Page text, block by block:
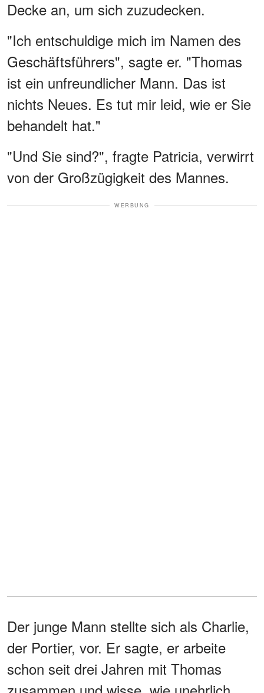
Decke an, um sich zuzudecken.
"Ich entschuldige mich im Namen des
Geschäftsführers", sagte er. "Thomas
ist ein unfreundlicher Mann. Das ist
nichts Neues. Es tut mir leid, wie er Sie
behandelt hat."
"Und Sie sind?", fragte Patricia, verwirrt
von der Großzügigkeit des Mannes.
WERBUNG
Der junge Mann stellte sich als Charlie,
der Portier, vor. Er sagte, er arbeite
schon seit drei Jahren mit Thomas